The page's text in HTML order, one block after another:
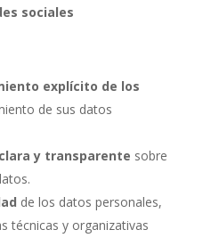
sociales
explícito de los
de sus datos
y transparente sobre
de los datos personales,
técnicas y organizativas